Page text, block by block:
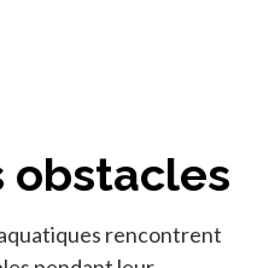
obstacles
rencontrent